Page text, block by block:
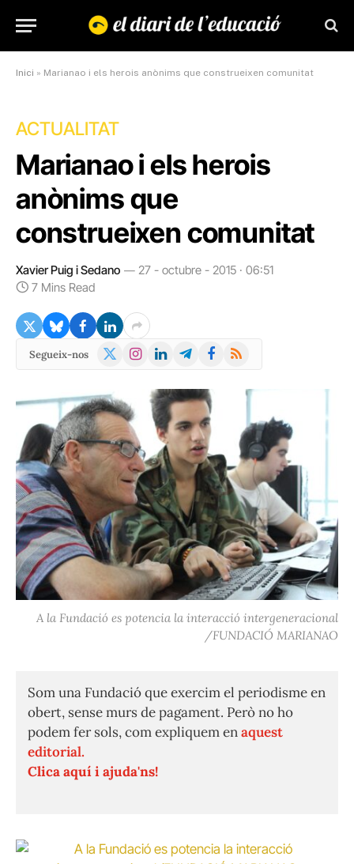
Inici » Marianao i els herois anònims que construeixen comunitat
ACTUALITAT
Marianao i els herois
anònims que
construeixen comunitat
Xavier Puig i Sedano
27 - octubre - 2015 · 06:51
7 Mins Read
Segueix-nos
X
Instagram
LinkedInTelegramFacebook
RSS
A la Fundació es potencia la interacció intergeneracional
/FUNDACIÓ MARIANAO
Som una Fundació que exercim el periodisme en
obert, sense murs de pagament. Però no ho
podem fer sols, com expliquem enaquest
editorial.
Clica aquí i ajuda'ns!